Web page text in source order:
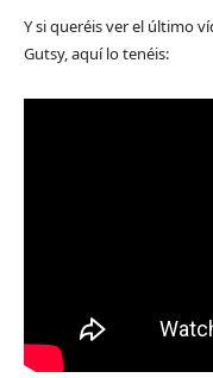
Y si queréis ver el último
Gutsy, aquí lo tenéis: